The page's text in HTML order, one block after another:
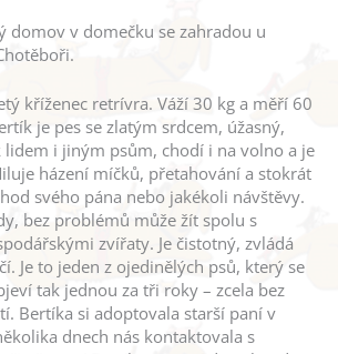
domov v domečku se zahradou u
kříženec retrívra. Váží 30 kg a měří 60
je pes se zlatým srdcem, úžasný,
i jiným psům, chodí i na volno a je
házení míčků, přetahování a stokrát
svého pána nebo jakékoli návštěvy.
bez problémů může žít spolu s
zvířaty. Je čistotný, zvládá
Je to jeden z ojedinělých psů, který se
tak jednou za tři roky – zcela bez
Bertíka si adoptovala starší paní v
dnech nás kontaktovala s